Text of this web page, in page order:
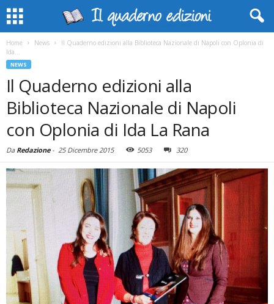
Home News
Il Quaderno edizioni alla Biblioteca Nazionale di Napoli con Oplonia di
Ida...
NEWS
Il Quaderno edizioni alla
Biblioteca Nazionale di Napoli
con Oplonia di Ida La Rana
Da Redazione- 25 Dicembre 2015 5053 320